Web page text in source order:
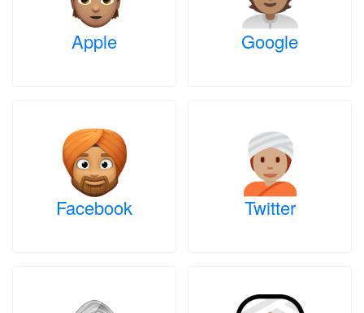
Apple Google
Facebook Twitter